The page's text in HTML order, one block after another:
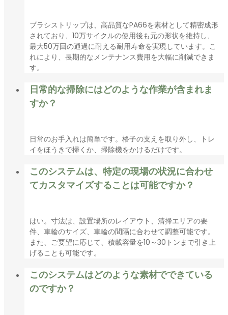
ブラシストリップは、高品質なPA66を素材として精密成形
されており、10万サイクルの使用後も元の形状を維持し、
最大50万回の通過に耐える耐用寿命を実現しています。こ
れにより、長期的なメンテナンス費用を大幅に削減できま
す。
日常的な掃除にはどのような作業が含まれま
すか？
日常のお手入れは簡単です。格子の支えを取り外し、トレ
イをほうきで掃くか、掃除機をかけるだけです。
このシステムは、特定の現場の状況に合わせ
てカスタマイズすることは可能ですか？
はい。寸法は、設置場所のレイアウト、清掃エリアの要
件、車輪のサイズ、車輪の間隔に合わせて調整可能です。
また、ご要望に応じて、積載容量を10～30トンまで引き上
げることも可能です。
このシステムはどのような素材でできている
のですか？